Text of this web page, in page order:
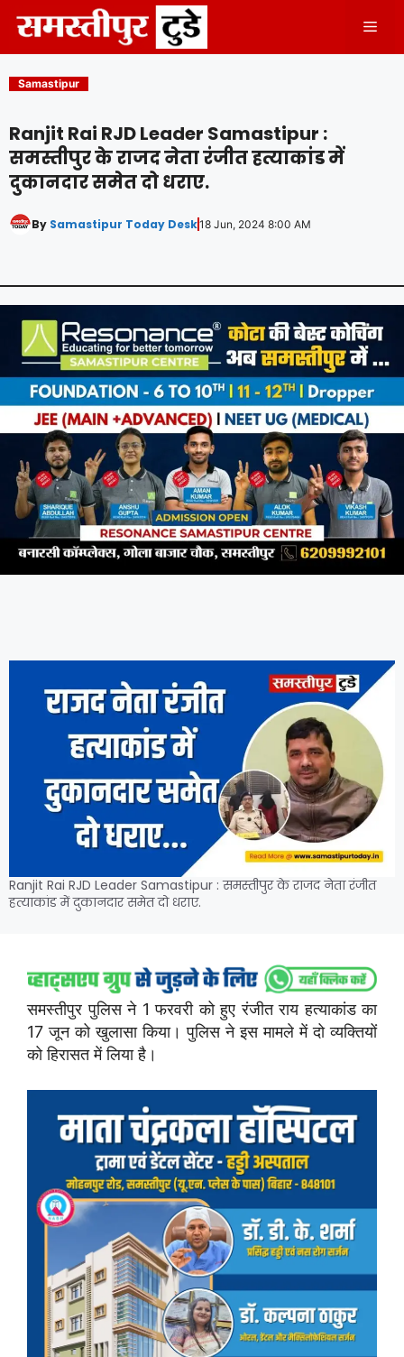
content
Samastipur
Ranjit Rai RJD Leader Samastipur :
समस्तीपुर के राजद नेता रंजीत हत्याकांड में
दुकानदार समेत दो धराए.
By Samastipur Today Desk18 Jun, 2024 8:00 AM
Ranjit Rai RJD Leader Samastipur : समस्तीपुर के राजद नेता रंजीत
हत्याकांड में दुकानदार समेत दो धराए.
समस्तीपुर पुलिस ने 1 फरवरी को हुए रंजीत राय हत्याकांड का
17 जून को खुलासा किया। पुलिस ने इस मामले में दो व्यक्तियों
को हिरासत में लिया है।